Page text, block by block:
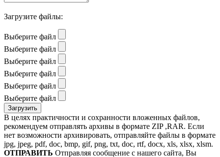
Загрузите файлы:
Выберите файл
Выберите файл
Выберите файл
Выберите файл
Выберите файл
Выберите файл
В целях практичности и сохранности вложенных файлов,
рекомендуем отправлять архивы в формате ZIP ,RAR. Если
нет возможности архивировать, отправляйте файлы в формате
jpg, jpeg, pdf, doc, bmp, gif, png, txt, doc, rtf, docx, xls, xlsx, xlsm.
ОТПРАВИТЬ Отправляя сообщение с нашего сайта, Вы